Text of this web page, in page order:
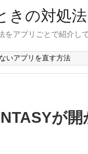
きの対処
アプリごとで紹介して
いアプリを直す方法
が